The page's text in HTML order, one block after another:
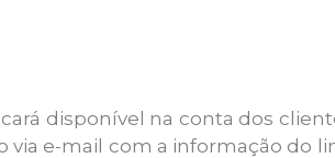
disponível na conta dos
e-mail com a informação do